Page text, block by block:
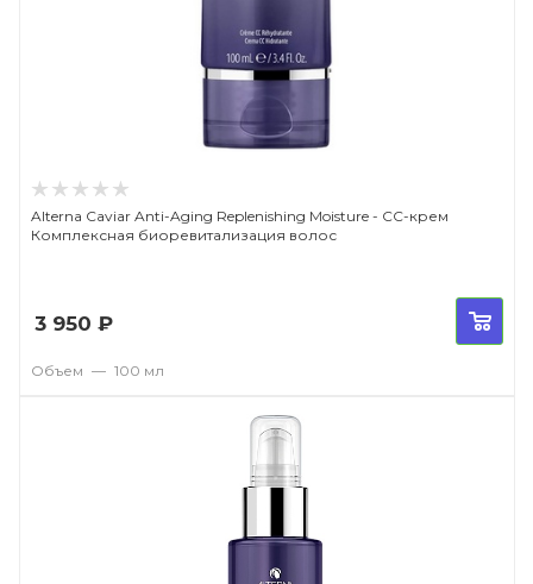
Alterna Caviar Anti-Aging Replenishing Moisture - СС-крем
Комплексная биоревитализация волос
3 950 ₽
Объем — 100 мл